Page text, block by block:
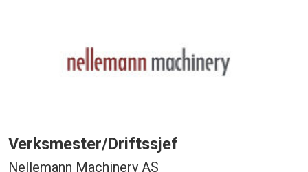
Verksmester/Driftssjef
Nellemann Machinery AS